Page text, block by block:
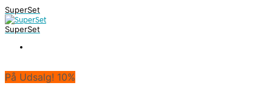
SuperSet
SuperSet
På Udsalg! 10%